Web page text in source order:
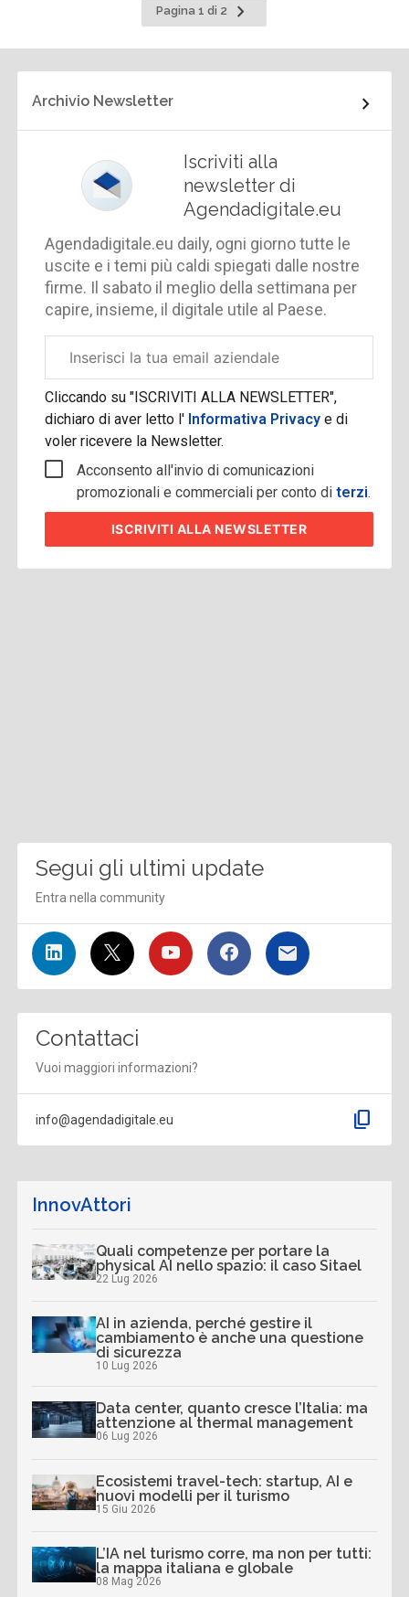
Pagina 1 di 2
Pagina
successiva
Archivio Newsletter
Iscriviti alla
newsletter di
Agendadigitale.eu
Agendadigitale.eu daily, ogni giorno tutte le
uscite e i temi più caldi spiegati dalle nostre
firme. Il sabato il meglio della settimana per
capire, insieme, il digitale utile al Paese.
aziendale
Cliccando su "ISCRIVITI ALLA NEWSLETTER",
dichiaro di aver letto l' Informativa Privacye di
voler ricevere la Newsletter.
Acconsento all'invio di comunicazioni
promozionali e commerciali per conto diterzi.
ISCRIVITI ALLA NEWSLETTER
Segui gli ultimi update
Entra nella community
Contattaci
Vuoi maggiori informazioni?
info@agendadigitale.eu content_copy
InnovAttori
Quali competenze per portare la
physical AI nello spazio: il caso Sitael
22 Lug 2026
AI in azienda, perché gestire il
cambiamento è anche una questione
di sicurezza
10 Lug 2026
Data center, quanto cresce l’Italia: ma
attenzione al thermal management
06 Lug 2026
Ecosistemi travel-tech: startup, AI e
nuovi modelli per il turismo
15 Giu 2026
L’IA nel turismo corre, ma non per tutti:
la mappa italiana e globale
08 Mag 2026